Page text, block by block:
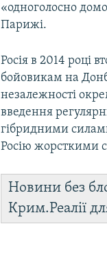
«одноголосно
Парижі.
Росія в 2014 році
бойовикам на
незалежності
введення
гібридними
Росію жорсткими
Новини без
Крим.Реалії